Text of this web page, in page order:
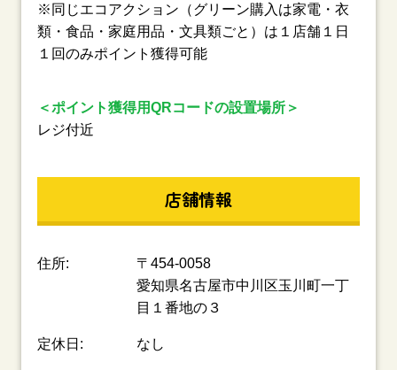
※同じエコアクション（グリーン購入は家電・衣
類・食品・家庭用品・文具類ごと）は１店舗１日
１回のみポイント獲得可能
＜ポイント獲得用QRコードの設置場所＞
レジ付近
店舗情報
住所:
〒454-0058
愛知県名古屋市中川区玉川町一丁
目１番地の３
定休日: なし